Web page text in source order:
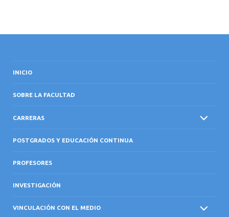
INICIO
SOBRE LA FACULTAD
CARRERAS
POSTGRADOS Y EDUCACIÓN CONTINUA
PROFESORES
INVESTIGACIÓN
VINCULACIÓN CON EL MEDIO